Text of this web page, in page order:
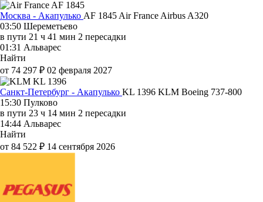
Москва - Акапулько AF 1845 Air France Airbus A320
03:50 Шереметьево
в пути 21 ч 41 мин 2 пересадки
01:31 Альварес
Найти
от 74 297 ₽ 02 февраля 2027
Санкт-Петербург - Акапулько KL 1396 KLM Boeing 737-800
15:30 Пулково
в пути 23 ч 14 мин 2 пересадки
14:44 Альварес
Найти
от 84 522 ₽ 14 сентября 2026